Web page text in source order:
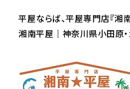
平屋ならば、平屋専門店『湘
湘南平屋｜神奈川県小田原